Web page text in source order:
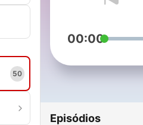
50
00:00
Episódios